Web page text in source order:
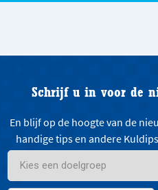
Schrijf u in voor de
En blijf op de hoogte van de
handige tips en andere